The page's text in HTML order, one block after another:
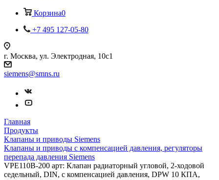
Корзина0
+7 495 127-05-80
г. Москва, ул. Электродная, 10с1
siemens@smns.ru
Главная
Продукты
Клапаны и приводы Siemens
Клапаны и приводы с компенсацией давления, регуляторы
перепада давления Siemens
VPE110B-200 арт: Клапан радиаторный угловой, 2-ходовой
седельный, DIN, с компенсацией давления, DPW 10 КПА,